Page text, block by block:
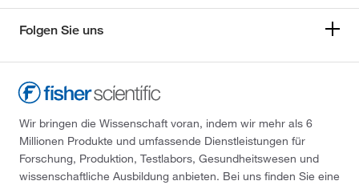
Folgen Sie uns
Wir bringen die Wissenschaft voran, indem wir mehr als 6
Millionen Produkte und umfassende Dienstleistungen für
Forschung, Produktion, Testlabors, Gesundheitswesen und
wissenschaftliche Ausbildung anbieten. Bei uns finden Sie eine